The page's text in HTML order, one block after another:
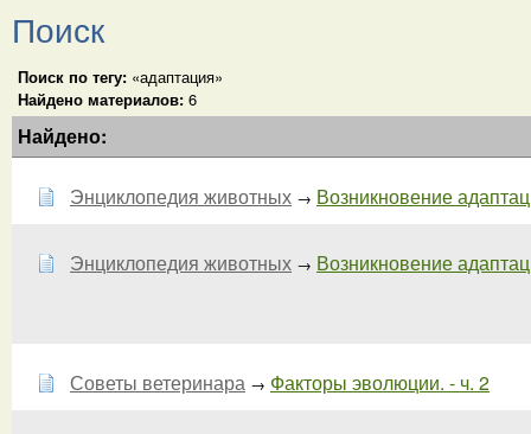
Поиск
Поиск по тегу: «адаптация»
Найдено материалов: 6
Найдено:
Энциклопедия животных → Возникновение
Энциклопедия животных → Возникновение
Советы ветеринара → Факторы эволюции. - ч. 2